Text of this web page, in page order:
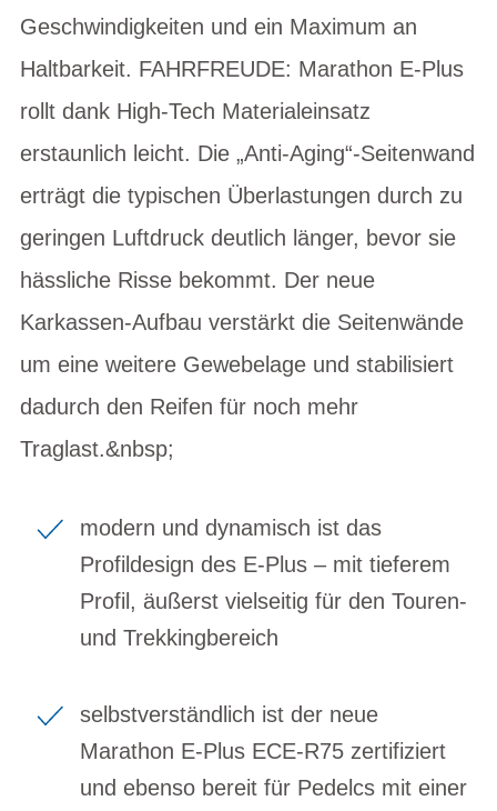
Geschwindigkeiten und ein Maximum an
Haltbarkeit. FAHRFREUDE: Marathon E-Plus
rollt dank High-Tech Materialeinsatz
erstaunlich leicht. Die „Anti-Aging“-Seitenwand
erträgt die typischen Überlastungen durch zu
geringen Luftdruck deutlich länger, bevor sie
hässliche Risse bekommt. Der neue
Karkassen-Aufbau verstärkt die Seitenwände
um eine weitere Gewebelage und stabilisiert
dadurch den Reifen für noch mehr
Traglast.&nbsp;
modern und dynamisch ist das
Profildesign des E-Plus – mit tieferem
Profil, äußerst vielseitig für den Touren-
und Trekkingbereich
selbstverständlich ist der neue
Marathon E-Plus ECE-R75 zertifiziert
und ebenso bereit für Pedelcs mit einer